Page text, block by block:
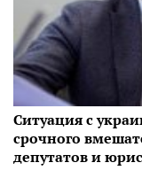
Ситуация с
срочного
депутатов и